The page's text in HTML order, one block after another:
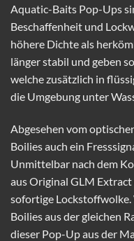
Aquatic-Baits Pop-Ups
Beschaffenheit und
höhere Dichte als
länger stabil und geben
welche zusätzlich in
die Umgebung unter
Abgesehen vom
Boilies auch ein
Unmittelbar nach dem
aus Original GLM
sofortige Lockstoffwolke.
Boilies aus der gleichen
dieser Pop-Up aus der